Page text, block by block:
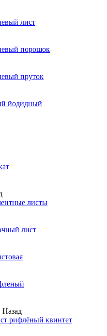
лист
порошок
пруток
йодидный
листы
лист
Назад
рифлёный квинтет